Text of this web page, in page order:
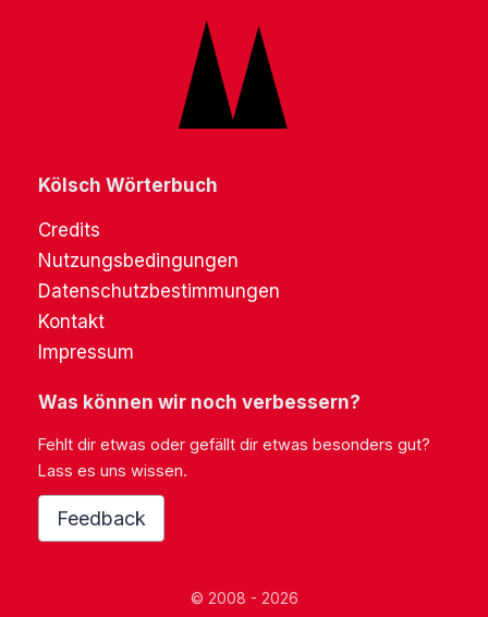
Kölsch Wörterbuch
Credits
Nutzungsbedingungen
Datenschutzbestimmungen
Kontakt
Impressum
Was können wir noch verbessern?
Fehlt dir etwas oder gefällt dir etwas besonders gut?
Lass es uns wissen.
Feedback
© 2008 - 2026